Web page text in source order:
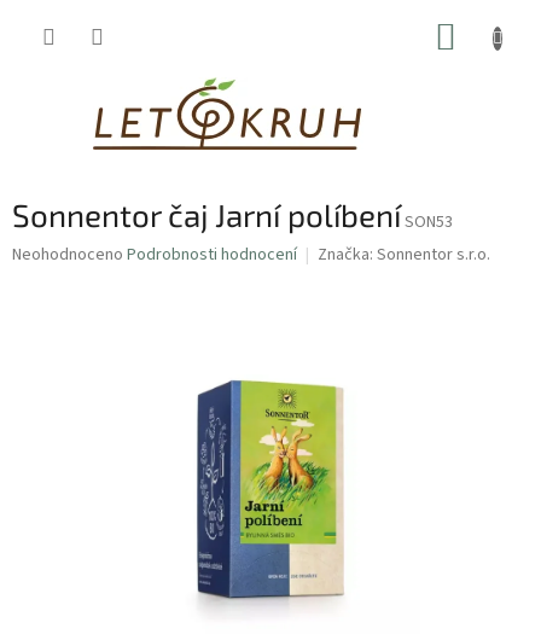
Sonnentor čaj Jarní políbeníSON53
Průměrné
Neohodnoceno Podrobnosti hodnocení Značka: Sonnentor s.r.o.